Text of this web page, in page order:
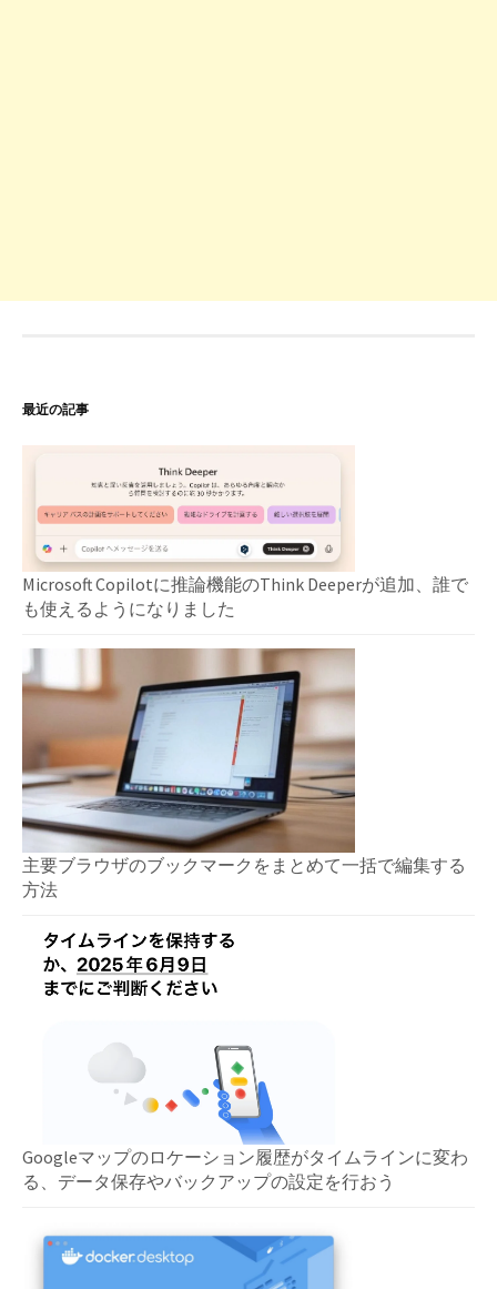
最近の記事
Microsoft Copilotに推論機能のThink Deeperが追加、誰で
も使えるようになりました
主要ブラウザのブックマークをまとめて一括で編集する
方法
Googleマップのロケーション履歴がタイムラインに変わ
る、データ保存やバックアップの設定を行おう